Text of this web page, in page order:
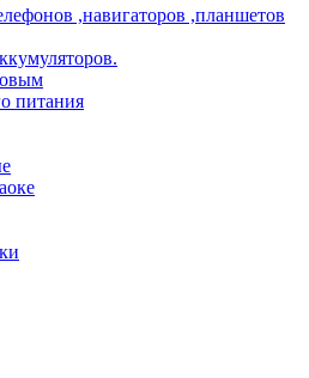
,навигаторов ,планшетов
питания